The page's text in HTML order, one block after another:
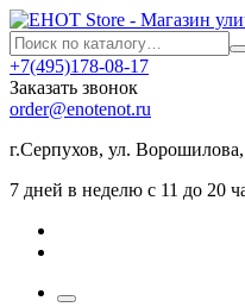
+7(495)178-08-17
Заказать звонок
order@enotenot.ru
г.Серпухов, ул.
7 дней в неделю с 11 до 20